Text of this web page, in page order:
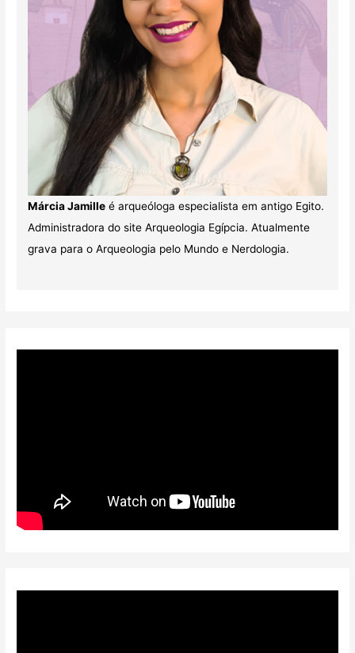
Márcia Jamilleé arqueóloga especialista em antigo Egito.
Administradora do site Arqueologia Egípcia. Atualmente
grava para o Arqueologia pelo Mundo e Nerdologia.